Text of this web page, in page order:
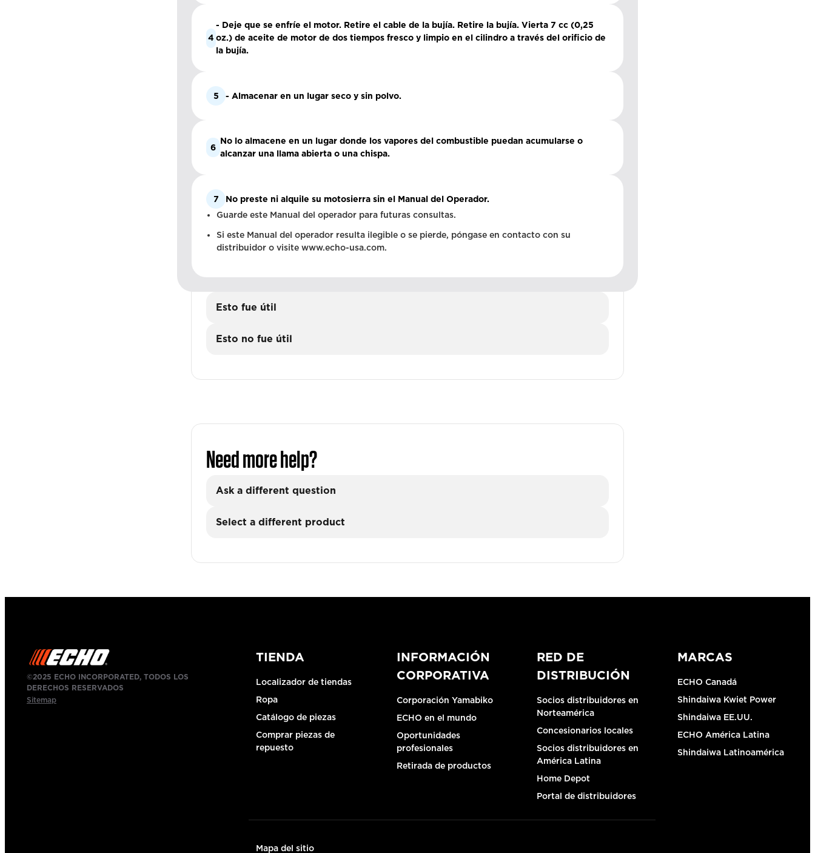
4
- Deje que se enfríe el motor. Retire el cable de la bujía. Retire la bujía. Vierta 7 cc (0,25
oz.) de aceite de motor de dos tiempos fresco y limpio en el cilindro a través del orificio de
la bujía.
5 - Almacenar en un lugar seco y sin polvo.
6
No lo almacene en un lugar donde los vapores del combustible puedan acumularse o
alcanzar una llama abierta o una chispa.
7
No preste ni alquile su motosierra sin el Manual del Operador.
Guarde este Manual del operador para futuras consultas.
Si este Manual del operador resulta ilegible o se pierde, póngase en contacto con su
distribuidor o visite www.echo-usa.com.
Esto fue útil
Esto no fue útil
Need more help?
Ask a different question
Select a different product
©2025 ECHO INCORPORATED, TODOS LOS
DERECHOS RESERVADOS
Sitemap
TIENDA
Localizador de tiendas
Ropa
Catálogo de piezas
Comprar piezas de
repuesto
INFORMACIÓN
CORPORATIVA
Corporación Yamabiko
ECHO en el mundo
Oportunidades
profesionales
Retirada de productos
RED DE
DISTRIBUCIÓN
Socios distribuidores en
Norteamérica
Concesionarios locales
Socios distribuidores en
América Latina
Home Depot
Portal de distribuidores
MARCAS
ECHO Canadá
Shindaiwa Kwiet Power
Shindaiwa EE.UU.
ECHO América Latina
Shindaiwa Latinoamérica
Mapa del sitio